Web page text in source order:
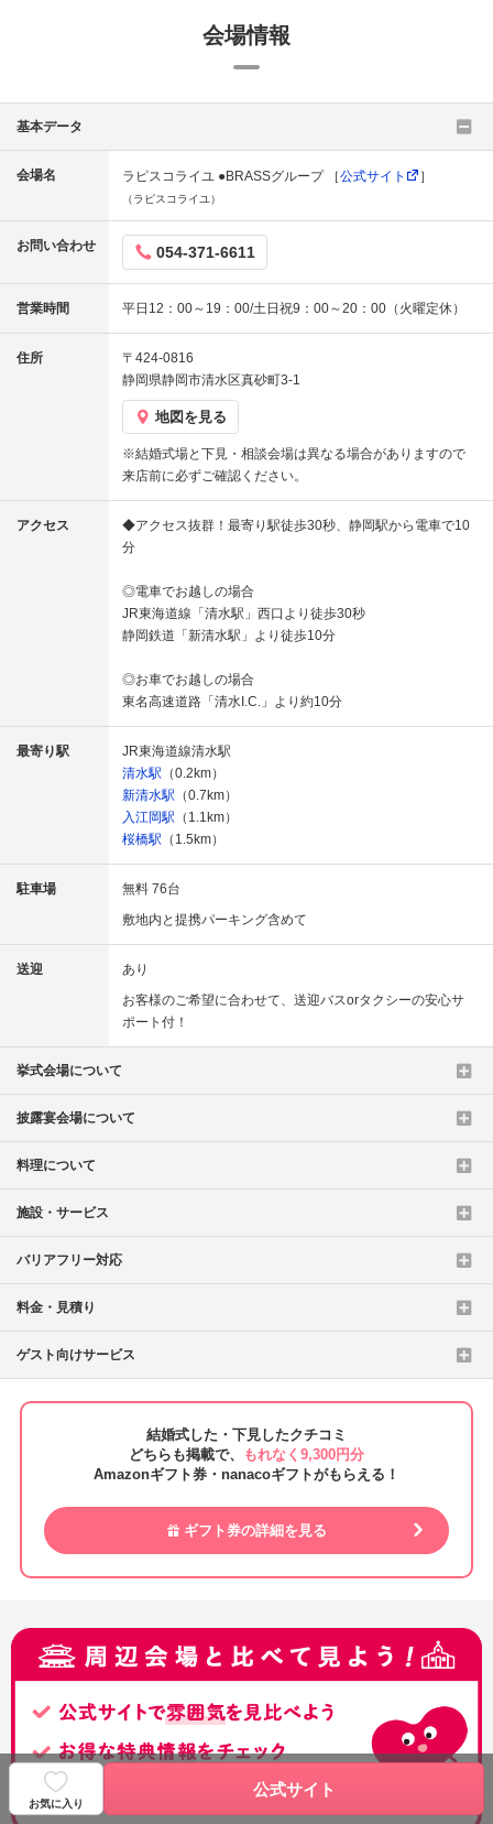
会場情報
基本データ
会場名 ラピスコライユ ●BRASSグループ ［公式サイト ］
（ラピスコライユ）
お問い合わせ 054-371-6611
営業時間 平日12：00～19：00/土日祝9：00～20：00（火曜定休）
住所
〒424-0816
静岡県静岡市清水区真砂町3-1
地図を見る
※結婚式場と下見・相談会場は異なる場合がありますので
来店前に必ずご確認ください。
アクセス
◆アクセス抜群！最寄り駅徒歩30秒、静岡駅から電車で10
分
◎電車でお越しの場合
JR東海道線「清水駅」西口より徒歩30秒
静岡鉄道「新清水駅」より徒歩10分
◎お車でお越しの場合
東名高速道路「清水I.C.」より約10分
最寄り駅
JR東海道線清水駅
清水駅 （0.2km）
新清水駅 （0.7km）
入江岡駅 （1.1km）
桜橋駅 （1.5km）
駐車場
無料 76台
敷地内と提携パーキング含めて
送迎
あり
お客様のご希望に合わせて、送迎バスorタクシーの安心サ
ポート付！
挙式会場について
披露宴会場について
料理について
施設・サービス
バリアフリー対応
料金・見積り
ゲスト向けサービス
お気に入り
公式サイト
結婚式した・下見したクチコミ
どちらも掲載で、
もれなく9,300円分
Amazonギフト券・nanacoギフトがもらえる！
ギフト券の詳細を見る